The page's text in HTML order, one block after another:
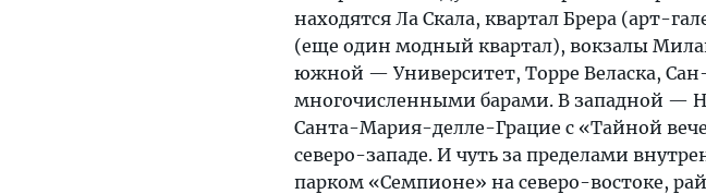
находятся Ла Скала, квартал Брера (арт-
(еще один модный квартал), вокзалы
южной — Университет, Торре Веласка,
многочисленными барами. В западной —
Санта-Мария-делле-Грацие с «Тайной
северо-западе. И чуть за пределами
парком «Семпионе» на северо-востоке,